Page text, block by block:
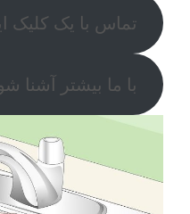
تماس با یک کلیک
با ما بیشتر آشنا